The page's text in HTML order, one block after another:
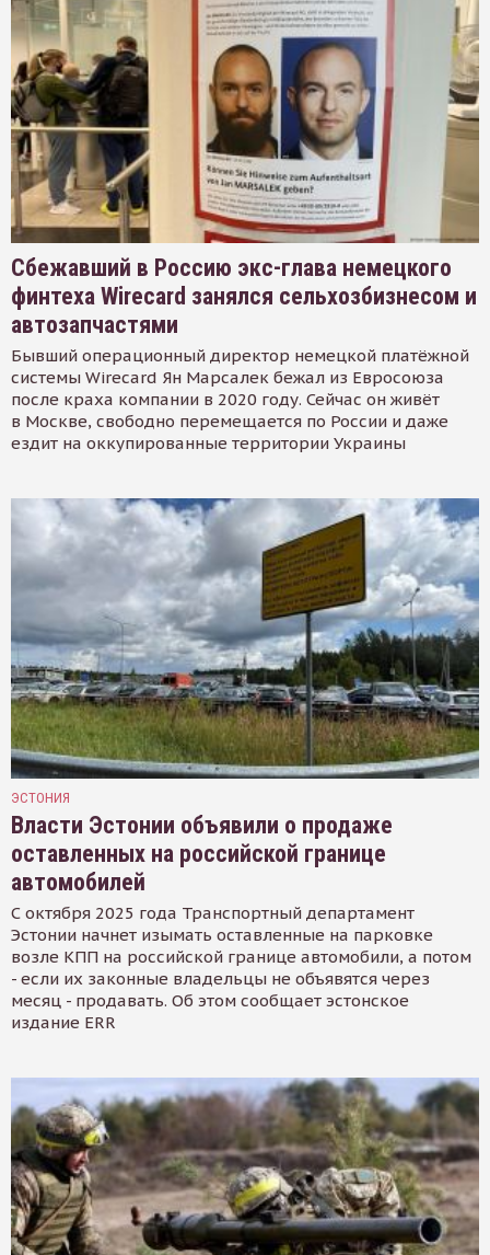
Сбежавший в Россию экс-глава немецкого
финтеха Wirecard занялся сельхозбизнесом и
автозапчастями
Бывший операционный директор немецкой платёжной
системы Wirecard Ян Марсалек бежал из Евросоюза
после краха компании в 2020 году. Сейчас он живёт
в Москве, свободно перемещается по России и даже
ездит на оккупированные территории Украины
ЭСТОНИЯ
Власти Эстонии объявили о продаже
оставленных на российской границе
автомобилей
С октября 2025 года Транспортный департамент
Эстонии начнет изымать оставленные на парковке
возле КПП на российской границе автомобили, а потом
- если их законные владельцы не объявятся через
месяц - продавать. Об этом сообщает эстонское
издание ERR